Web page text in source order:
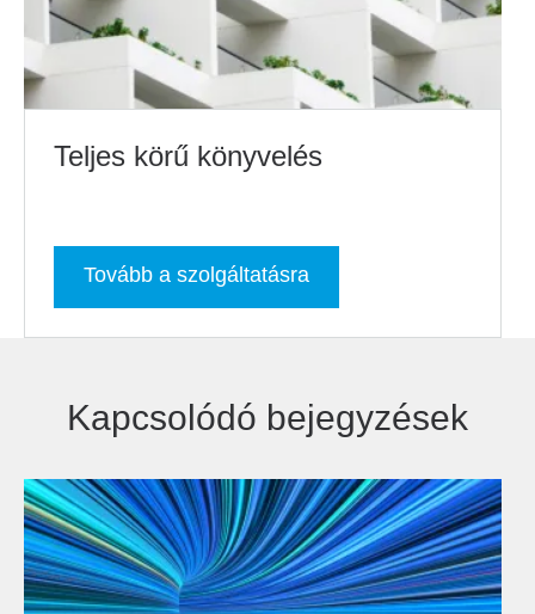
Teljes körű könyvelés
Tovább a szolgáltatásra
Kapcsolódó bejegyzések